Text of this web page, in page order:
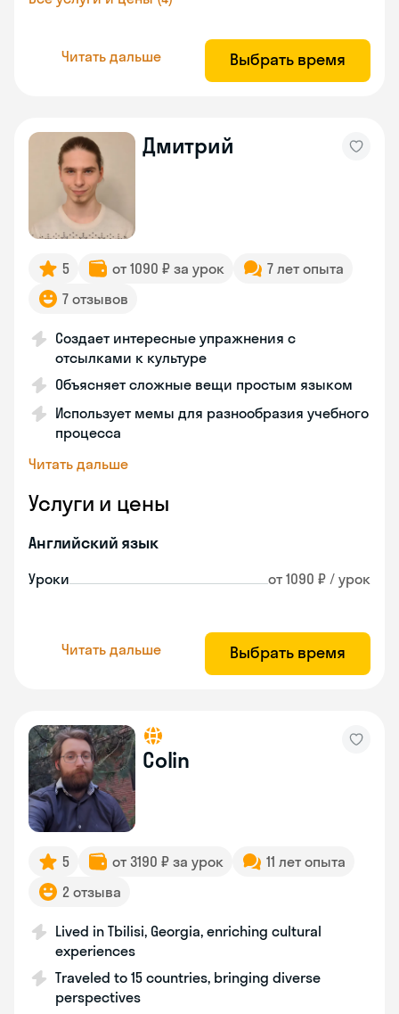
Читать дальше Выбрать время
Дмитрий
5 от 1090 ₽ за урок
7 лет опыта
7 отзывов
Создает интересные упражнения с
отсылками к культуре
Объясняет сложные вещи простым языком
Использует мемы для разнообразия учебного
процесса
Читать дальше
Услуги и цены
Английский язык
Уроки от 1090 ₽ / урок
Читать дальше Выбрать время
Colin
5 от 3190 ₽ за урок
11 лет опыта
2 отзыва
Lived in Tbilisi, Georgia, enriching cultural
experiences
Traveled to 15 countries, bringing diverse
perspectives